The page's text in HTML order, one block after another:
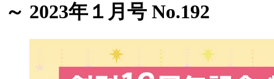
～ 2023年１月号 No.192